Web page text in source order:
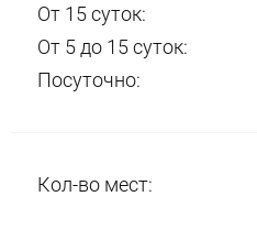
От 15 суток:
От 5 до 15 суток:
Посуточно:
Кол-во мест: